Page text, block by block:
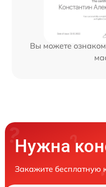
Вы можете
Нужна
Закажите бесплатную